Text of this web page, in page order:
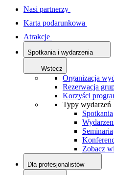
Nasi partnerzy
Karta podarunkowa
Atrakcje
Spotkania i wydarzenia
Wstecz
Organizacja
Rezerwacja
Korzyści
Typy wydarzeń
Spotkania
Seminaria
Zobacz
Dla profesjonalistów